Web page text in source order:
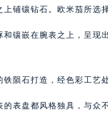
镶钻石。欧米茄所选
镶嵌在腕表之上，呈现
石打造，经色彩工艺
表盘都风格独具，与众